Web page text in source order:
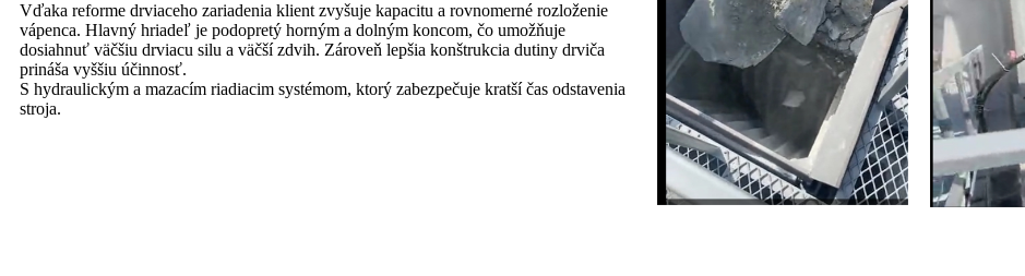
Vďaka reforme drviaceho zariadenia klient zvyšuje kapacitu a rovnomerné rozloženie
vápenca. Hlavný hriadeľ je podopretý horným a dolným koncom, čo umožňuje
dosiahnuť väčšiu drviacu silu a väčší zdvih. Zároveň lepšia konštrukcia dutiny drviča
prináša vyššiu účinnosť.
S hydraulickým a mazacím riadiacim systémom, ktorý zabezpečuje kratší čas odstavenia
stroja.